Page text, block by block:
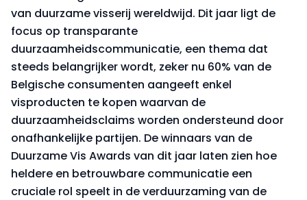
van duurzame visserij wereldwijd. Dit jaar ligt de
focus op transparante
duurzaamheidscommunicatie, een thema dat
steeds belangrijker wordt, zeker nu 60% van de
Belgische consumenten aangeeft enkel
visproducten te kopen waarvan de
duurzaamheidsclaims worden ondersteund door
onafhankelijke partijen. De winnaars van de
Duurzame Vis Awards van dit jaar laten zien hoe
heldere en betrouwbare communicatie een
cruciale rol speelt in de verduurzaming van de